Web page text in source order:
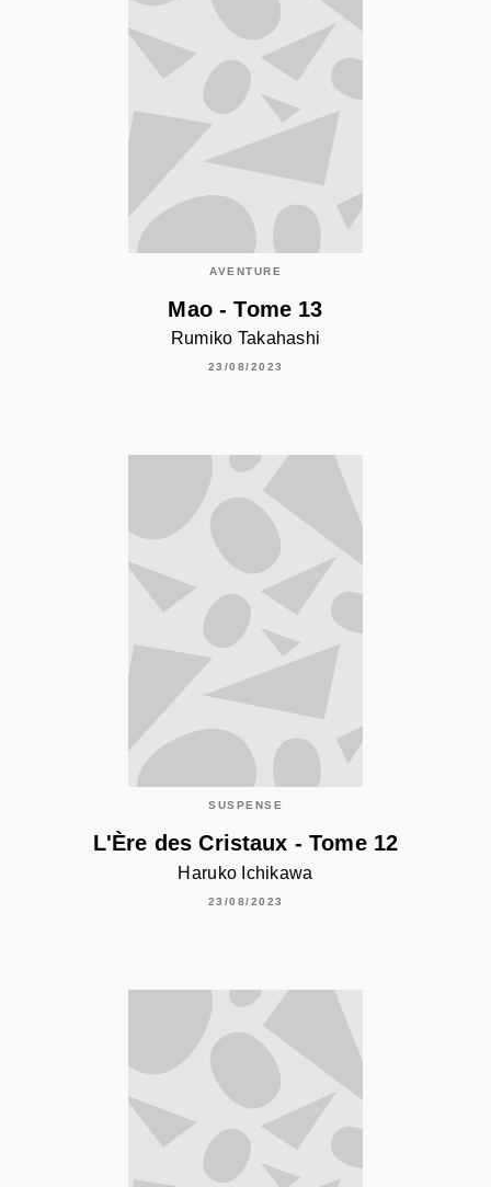
AVENTURE
Mao - Tome 13
Rumiko Takahashi
23/08/2023
SUSPENSE
L'Ère des Cristaux - Tome 12
Haruko Ichikawa
23/08/2023